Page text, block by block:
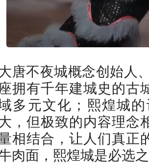
唐不夜城概念创始人
拥有千年建城史的古
多元文化；熙煌城
，但极致的内容理念
相结合，让人们真正
肉面，熙煌城是必选